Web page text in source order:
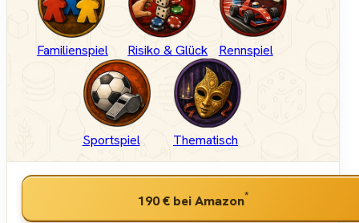
Familienspiel Risiko & Glück Rennspiel
Sportspiel Thematisch
190 €bei Amazon*